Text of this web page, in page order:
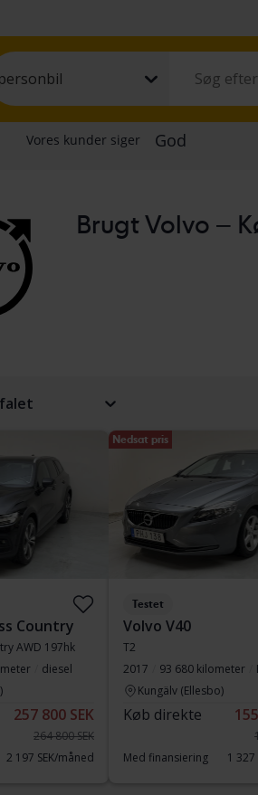
personbil
Brugt Volvo –
Country
AWD 197hk
diesel
257 800 SEK
264 800 SEK
2 197 SEK/måned
Nedsat pris
Testet
Volvo V40
T2
2017
93 680 kilometer
Kungälv (Ellesbo)
Køb direkte
Med finansiering
1 327